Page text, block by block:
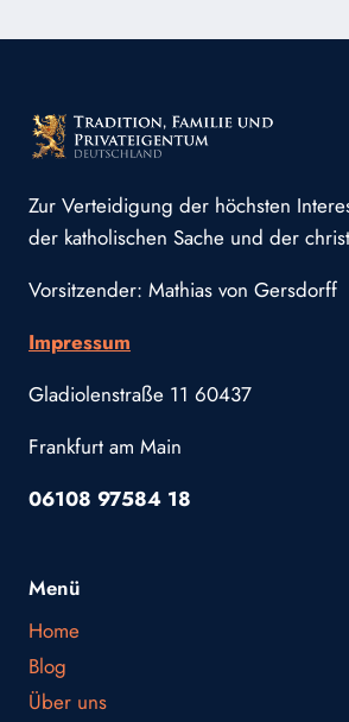
Zur Verteidigung der höchsten
der katholischen Sache und der
Vorsitzender: Mathias von Gersdorff
Impressum
Gladiolenstraße 11 60437
Frankfurt am Main
06108 97584 18
Menü
Home
Blog
Über uns